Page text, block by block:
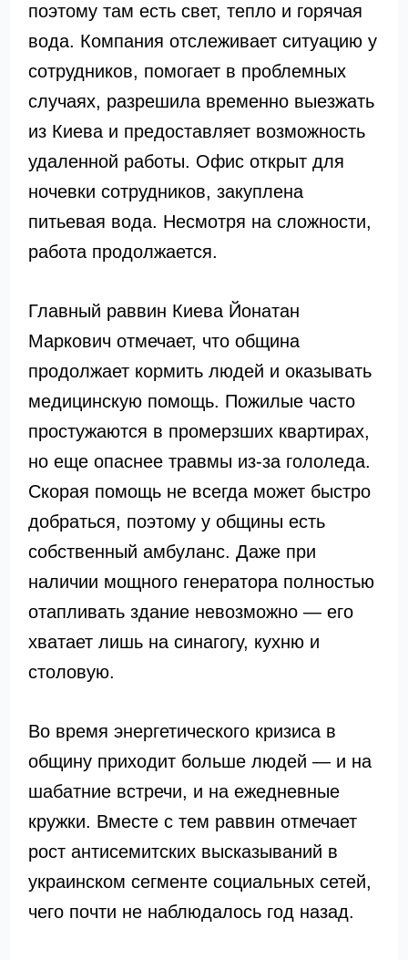
поэтому там есть свет, тепло и горячая
вода. Компания отслеживает ситуацию у
сотрудников, помогает в проблемных
случаях, разрешила временно выезжать
из Киева и предоставляет возможность
удаленной работы. Офис открыт для
ночевки сотрудников, закуплена
питьевая вода. Несмотря на сложности,
работа продолжается.
Главный раввин Киева Йонатан
Маркович отмечает, что община
продолжает кормить людей и оказывать
медицинскую помощь. Пожилые часто
простужаются в промерзших квартирах,
но еще опаснее травмы из-за гололеда.
Скорая помощь не всегда может быстро
добраться, поэтому у общины есть
собственный амбуланс. Даже при
наличии мощного генератора полностью
отапливать здание невозможно — его
хватает лишь на синагогу, кухню и
столовую.
Во время энергетического кризиса в
общину приходит больше людей — и на
шабатние встречи, и на ежедневные
кружки. Вместе с тем раввин отмечает
рост антисемитских высказываний в
украинском сегменте социальных сетей,
чего почти не наблюдалось год назад.